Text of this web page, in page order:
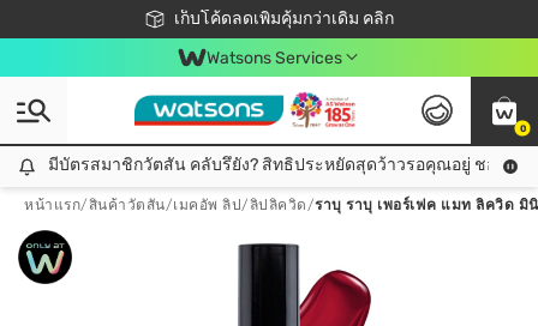
เก็บโค้ดลดเพิ่มคุ้มกว่าเดิม คลิก
ชอปออนไลน์ครั้งแรก ลดเพิ่มจุก ๆ 10%! 🎉
📦ส่งฟรี! เมื่อชอป 499฿
สมาชิกวัตสัน คลับดียังไง?
Watsons Services
0
มีบัตรสมาชิกวัตสัน คลับรึยัง? สิทธิประหยัดสุดว้าวรอคุณอยู่ ชอปคุ้มกว่าเดิม คลิก!
มีบัตรสมาชิกวัตสัน คลับรึยัง? สิทธิประหยัดสุดว้าวรอคุณอยู่ ชอปคุ้มก
หน้าแรก/สินค้าวัตสัน/เมคอัพ ลิป/ลิปลิควิด/ราบุ ราบุ เพอร์เฟค แมท ลิควิด มิ